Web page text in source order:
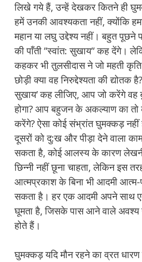
लिखे गये हैं, उन्‍हें देखकर कितने ही
हमें उनकी आवश्‍यकता नहीं, क्‍योंकि
महान या लघु उद्देश्‍य नहीं। बहुत पूछने
की पाँती ”स्वांत: सुखाय” कह देंगे।
कहकर भी तुलसीदास ने जो महती
छोड़ी क्या वह निरुद्देश्‍यता की द्योतक
सुखाय’ कह लीजिए, आप जो करेंगे वह
होगा? आप बहुजन के अकल्‍याण का तो
करेंगे? ऐसा कोई संभ्रांत घुमक्कड़ नहीं
दूसरों को दु:ख और पीड़ा देने वाला
सकता है, कोई आलस्‍य के कारण
छिन्‍नी नहीं छूना चाहता, लेकिन इस
आत्‍मप्रकाश के बिना भी आदमी
सकता है। हर एक आदमी अपने साथ
घूमता है, जिसके पास आने वाले अवश्य
होते हैं।
घुमक्कड़ यदि मौन रहने का व्रत